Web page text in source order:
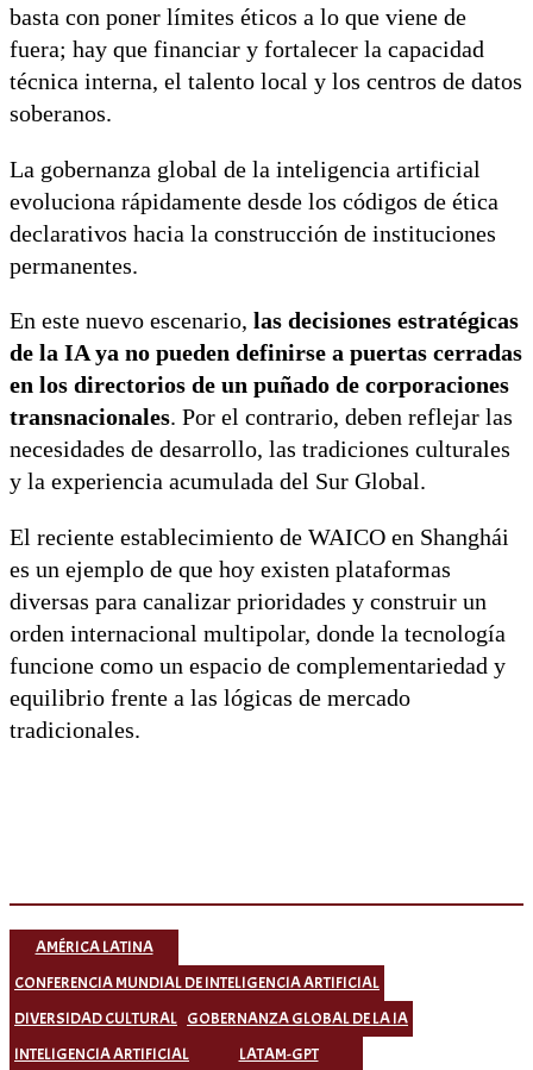
basta con poner límites éticos a lo que viene de
fuera; hay que financiar y fortalecer la capacidad
técnica interna, el talento local y los centros de datos
soberanos.
La gobernanza global de la inteligencia artificial
evoluciona rápidamente desde los códigos de ética
declarativos hacia la construcción de instituciones
permanentes.
En este nuevo escenario, las decisiones estratégicas
de la IA ya no pueden definirse a puertas cerradas
en los directorios de un puñado de corporaciones
transnacionales. Por el contrario, deben reflejar las
necesidades de desarrollo, las tradiciones culturales
y la experiencia acumulada del Sur Global.
El reciente establecimiento de WAICO en Shanghái
es un ejemplo de que hoy existen plataformas
diversas para canalizar prioridades y construir un
orden internacional multipolar, donde la tecnología
funcione como un espacio de complementariedad y
equilibrio frente a las lógicas de mercado
tradicionales.
AMÉRICA LATINA
CONFERENCIA MUNDIAL DE INTELIGENCIA ARTIFICIAL
DIVERSIDAD CULTURAL GOBERNANZA GLOBAL DE LA IA
INTELIGENCIA ARTIFICIAL
LATAM-GPT